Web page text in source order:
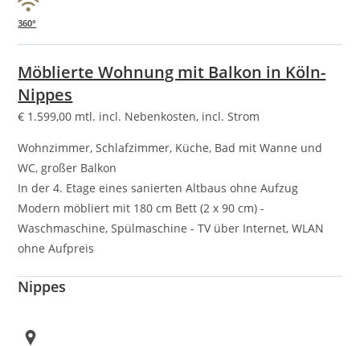
360°
Möblierte Wohnung mit Balkon in Köln-
Nippes
€ 1.599,00 mtl. incl. Nebenkosten, incl. Strom
Wohnzimmer, Schlafzimmer, Küche, Bad mit Wanne und
WC, großer Balkon
In der 4. Etage eines sanierten Altbaus ohne Aufzug
Modern möbliert mit 180 cm Bett (2 x 90 cm) -
Waschmaschine, Spülmaschine - TV über Internet, WLAN
ohne Aufpreis
Nippes